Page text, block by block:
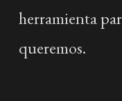
herramienta
queremos.